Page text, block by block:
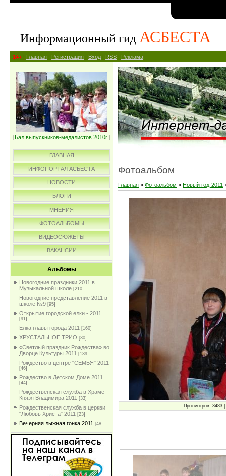
Информационный гид АСБЕСТА
14+ | Главная | Регистрация | Вход | RSS | Реклама
[Бал выпускников-медалистов 2010г.]
ГЛАВНАЯ
ИНФОПОРТАЛ АСБЕСТА
НОВОСТИ
БЛОГИ
МНЕНИЯ
ФОТОАЛЬБОМЫ
ВИДЕОСЮЖЕТЫ
ВАКАНСИИ
Альбомы
Новогодние праздники 2011 в
Музыкальной школе [210]
Новогодние представление 2011 в
школе №9 [95]
Открытие городской елки - 2011
[91]
Елка главы города 2011 [160]
ХРУСТАЛЬНОЕ ТРИО [30]
«Светлый праздник Рождества» во
Дворце Культуры 2011 [139]
Рождество в центре "СЕМЬЯ" 2011
[46]
Рождество в Детском Доме 2011
[44]
Рождественская служба в Храме
Князя Владимира 2011 [33]
Рождественская служба в церкви
"Любовь Христа" 2011 [23]
Вечерняя лыжная гонка 2011 [48]
Фотоальбом
Главная » Фотоальбом » Новый год-2011
Просмотров: 3483